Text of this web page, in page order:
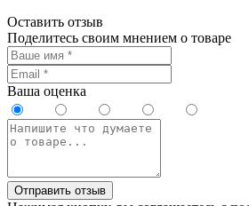
Оставить отзыв
Поделитесь своим мнением о товаре
Ваша оценка
Отправить отзыв